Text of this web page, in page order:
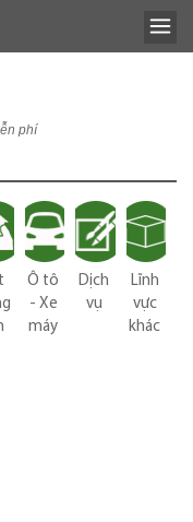
phí
Ô tô
- Xe
máy
Dịch
vụ
Lĩnh
vực
khác